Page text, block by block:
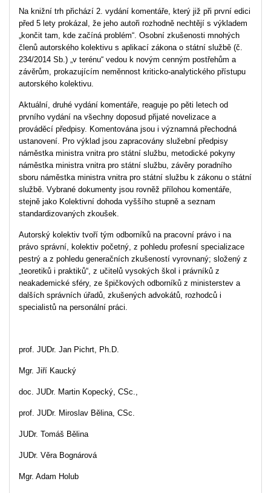
Na knižní trh přichází 2. vydání komentáře, který již při první edici
před 5 lety prokázal, že jeho autoři rozhodně nechtějí s výkladem
„končit tam, kde začíná problém“. Osobní zkušenosti mnohých
členů autorského kolektivu s aplikací zákona o státní službě (č.
234/2014 Sb.) „v terénu“ vedou k novým cenným postřehům a
závěrům, prokazujícím neměnnost kriticko-analytického přístupu
autorského kolektivu.
Aktuální, druhé vydání komentáře, reaguje po pěti letech od
prvního vydání na všechny doposud přijaté novelizace a
prováděcí předpisy. Komentována jsou i významná přechodná
ustanovení. Pro výklad jsou zapracovány služební předpisy
náměstka ministra vnitra pro státní službu, metodické pokyny
náměstka ministra vnitra pro státní službu, závěry poradního
sboru náměstka ministra vnitra pro státní službu k zákonu o státní
službě. Vybrané dokumenty jsou rovněž přílohou komentáře,
stejně jako Kolektivní dohoda vyššího stupně a seznam
standardizovaných zkoušek.
Autorský kolektiv tvoří tým odborníků na pracovní právo i na
právo správní, kolektiv početný, z pohledu profesní specializace
pestrý a z pohledu generačních zkušeností vyrovnaný; složený z
„teoretiků i praktiků“, z učitelů vysokých škol i právníků z
neakademické sféry, ze špičkových odborníků z ministerstev a
dalších správních úřadů, zkušených advokátů, rozhodců i
specialistů na personální práci.
prof. JUDr. Jan Pichrt, Ph.D.
Mgr. Jiří Kaucký
doc. JUDr. Martin Kopecký, CSc.,
prof. JUDr. Miroslav Bělina, CSc.
JUDr. Tomáš Bělina
JUDr. Věra Bognárová
Mgr. Adam Holub